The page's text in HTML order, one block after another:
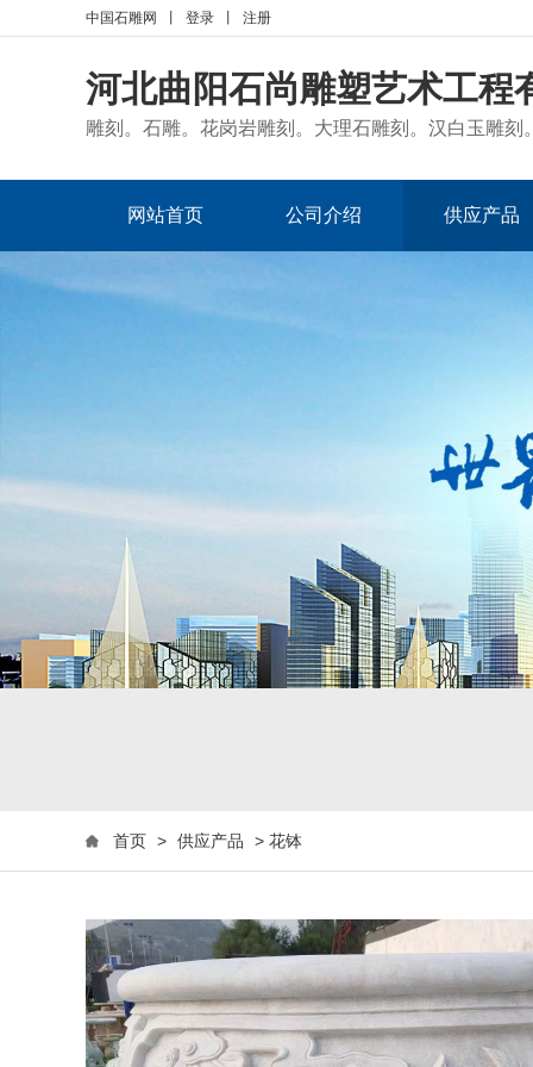
中国石雕网 登录 注册
河北曲阳石尚雕塑艺术工程
雕刻。石雕。花岗岩雕刻。大理石雕刻。汉白玉雕
网站首页 公司介绍 供应产品
首页 > 供应产品 > 花钵